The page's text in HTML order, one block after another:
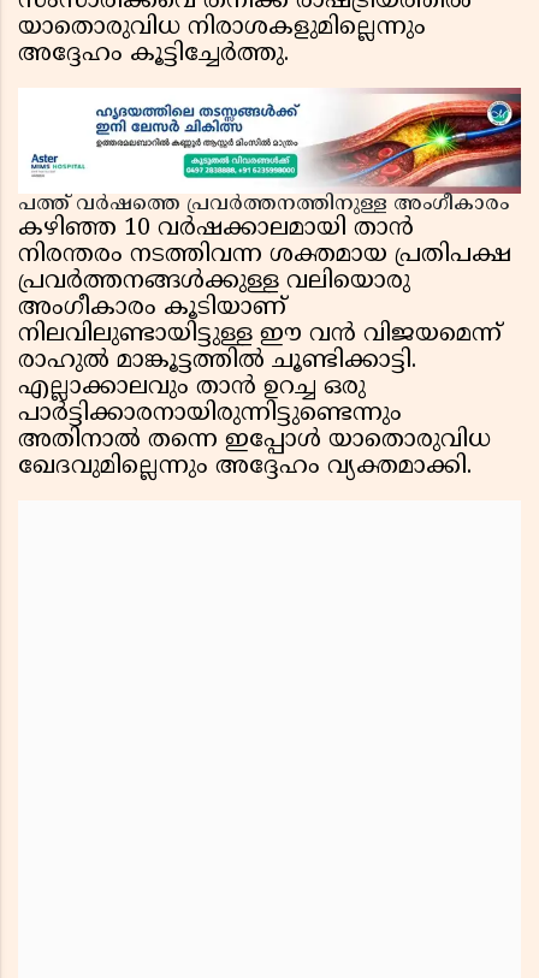
യാതൊരുവിധ നിരാശകളുമില്ലെന്നും
അദ്ദേഹം കൂട്ടിച്ചേർത്തു.
പത്ത് വർഷത്തെ പ്രവർത്തനത്തിനുള്ള അംഗീകാരം
കഴിഞ്ഞ 10 വർഷക്കാലമായി താൻ
നിരന്തരം നടത്തിവന്ന ശക്തമായ പ്രതിപക്ഷ
പ്രവർത്തനങ്ങൾക്കുള്ള വലിയൊരു
അംഗീകാരം കൂടിയാണ്
നിലവിലുണ്ടായിട്ടുള്ള ഈ വൻ വിജയമെന്ന്
രാഹുൽ മാങ്കൂട്ടത്തിൽ ചൂണ്ടിക്കാട്ടി.
എല്ലാക്കാലവും താൻ ഉറച്ച ഒരു
പാർട്ടിക്കാരനായിരുന്നിട്ടുണ്ടെന്നും
അതിനാൽ തന്നെ ഇപ്പോൾ യാതൊരുവിധ
ഖേദവുമില്ലെന്നും അദ്ദേഹം വ്യക്തമാക്കി.